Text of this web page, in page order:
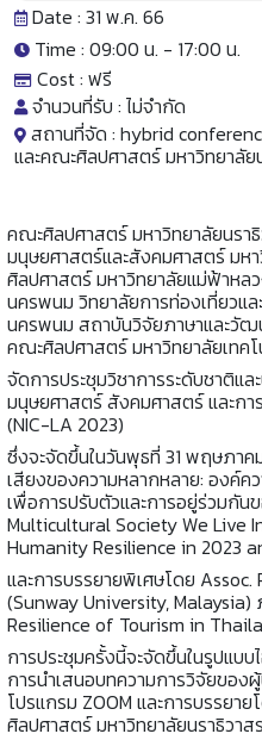
Date : 31 พ.ค. 66
Time : 09:00 น. - 17:00 น.
Cost : ฟรี
จำนวนที่รับ : ไม่จำกัด
สถานที่จัด : hybrid
และคณะศิลปศาสตร์ มหาวิทยาลัย
คณะศิลปศาสตร์ มหาวิทยาลัยนรา
มนุษยศาสตร์และสังคมศาสตร์ ม
ศิลปศาสตร์ มหาวิทยาลัยแม่ฟ้าหล
นครพนม วิทยาลัยการท่องเที่ยวแ
นครพนม สถาบันวิจัยภาษาและวัฒ
คณะศิลปศาสตร์ มหาวิทยาลัยเทค
จัดการประชุมวิชาการระดับชาติแ
มนุษยศาสตร์ สังคมศาสตร์ และกา
(NIC-LA 2023)
ซึ่งจะจัดขึ้นในวันพุธที่ 31 พฤษภา
เสียงของความหลากหลาย: องค์
เพื่อการปรับตัวและการอยู่ร่วมกั
Multicultural Society We Live
Humanity Resilience in 2023
และการบรรยายพิเศษโดย
(Sunway University,
Resilience of Tourism in
การประชุมครั้งนี้จะจัดขึ้นในรูปแบ
การนำเสนอบทความการวิจัยของ
โปรแกรม ZOOM และการบรรย
ศิลปศาสตร์ มหาวิทยาลัยนราธิวาส